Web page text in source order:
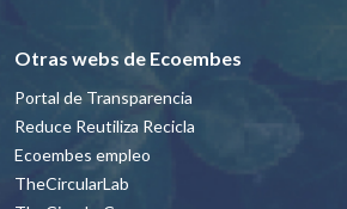
Otras webs de Ecoembes
Portal de Transparencia
Reduce Reutiliza Recicla
Ecoembes empleo
TheCircularLab